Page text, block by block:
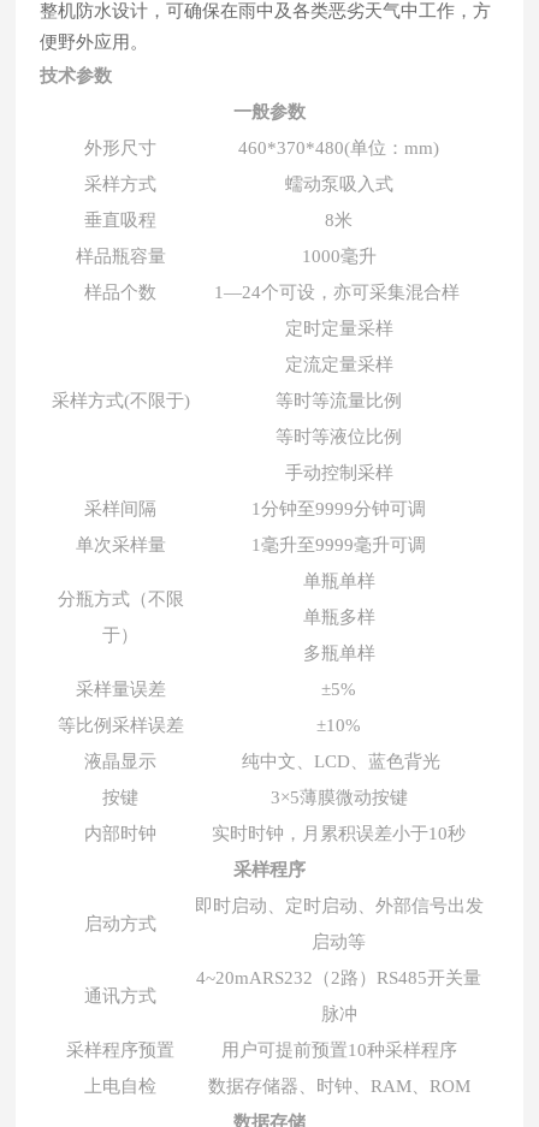
整机防水设计，可确保在雨中及各类恶劣天气中工作，方
便野外应用。
技术参数
一般参数
外形尺寸
460*370*480(单位：mm)
采样方式
蠕动泵吸入式
垂直吸程
8米
样品瓶容量
1000毫升
样品个数
1—24个可设，亦可采集混合样
采样方式(不限于)
定时定量采样
定流定量采样
等时等流量比例
等时等液位比例
手动控制采样
采样间隔
1分钟至9999分钟可调
单次采样量
1毫升至9999毫升可调
分瓶方式（不限
于）
单瓶单样
单瓶多样
多瓶单样
采样量误差
±5%
等比例采样误差
±10%
液晶显示
纯中文、LCD、蓝色背光
按键
3×5薄膜微动按键
内部时钟
实时时钟，月累积误差小于10秒
采样程序
启动方式
即时启动、定时启动、外部信号出发
启动等
通讯方式
4~20mARS232（2路）RS485开关量
脉冲
采样程序预置
用户可提前预置10种采样程序
上电自检
数据存储器、时钟、RAM、ROM
数据存储